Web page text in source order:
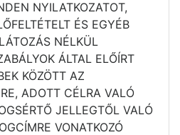
NYILATKOZATOT,
ÉS EGYÉB
NÉLKÜL
ÁLTAL ELŐÍRT
KÖZÖTT AZ
ADOTT CÉLRA VALÓ
JELLEGTŐL VALÓ
VONATKOZÓ